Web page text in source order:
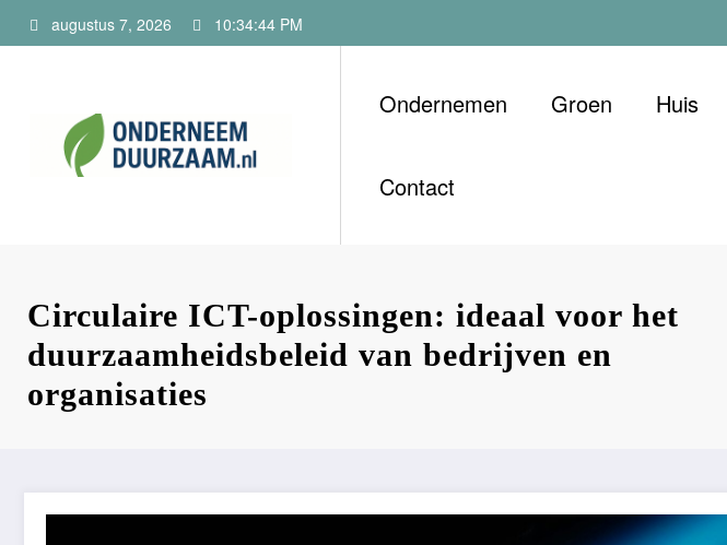
naar
augustus 7, 2026 10:34:45 PM
Onderneem Duurzaam
Ondernemen Groen Huis
Contact
Circulaire ICT-oplossingen: ideaal voor het
duurzaamheidsbeleid van bedrijven en
organisaties